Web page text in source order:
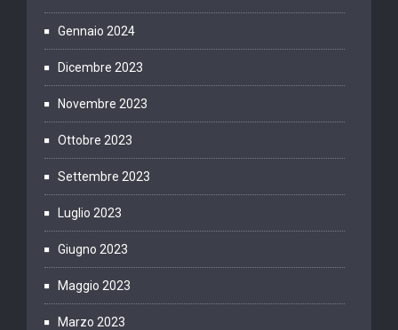
Gennaio 2024
Dicembre 2023
Novembre 2023
Ottobre 2023
Settembre 2023
Luglio 2023
Giugno 2023
Maggio 2023
Marzo 2023